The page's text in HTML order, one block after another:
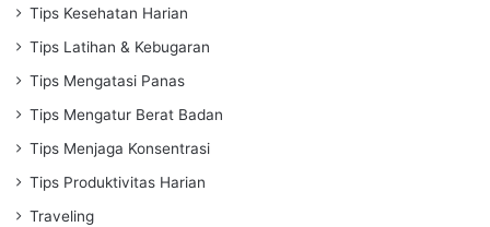
Tips Kesehatan Harian
Tips Latihan & Kebugaran
Tips Mengatasi Panas
Tips Mengatur Berat Badan
Tips Menjaga Konsentrasi
Tips Produktivitas Harian
Traveling